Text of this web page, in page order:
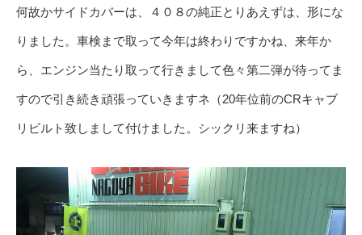
何故かサイドカバーは、４０８の純正とりあえずは、形にな
りました。車検まで取って今年は終わりですかね、来年か
ら、エンジン当たり取って行きまして色々第二弾が待ってま
すので引き続き頑張っていきますネ（20年位前のCRキャブ
リビルト致しまして付けました。シックリ来ますね）